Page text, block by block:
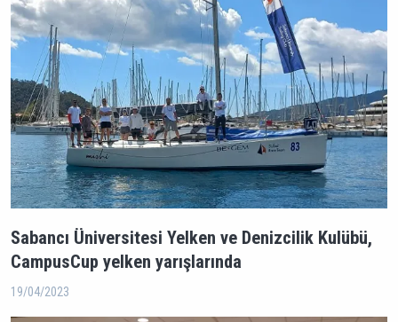
Sabancı Üniversitesi Yelken ve Denizcilik Kulübü,
CampusCup yelken yarışlarında
19/04/2023